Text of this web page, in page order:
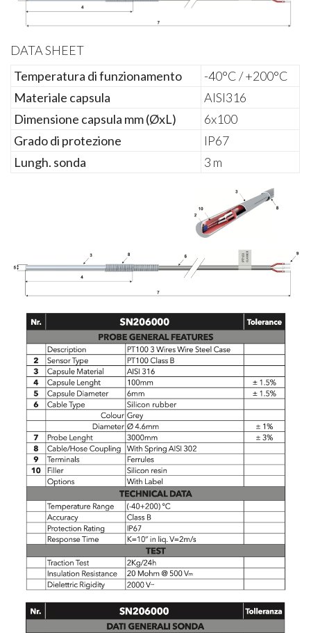
DATA SHEET
Temperatura di funzionamento
-40°C / +200°C
Materiale capsula
AISI316
Dimensione capsula mm (ØxL)
6x100
Grado di protezione
IP67
Lungh. sonda
3 m